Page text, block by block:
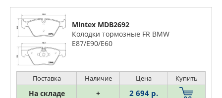
Mintex MDB2692
Колодки тормозные FR BMW
E87/E90/E60
Поставка Наличие Цена Купить
На складе + 2 694 р.